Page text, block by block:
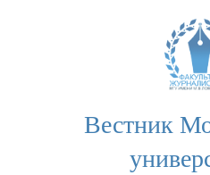
Вестник